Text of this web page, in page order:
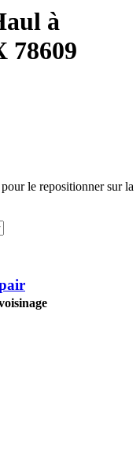
à
78609
le repositionner sur la